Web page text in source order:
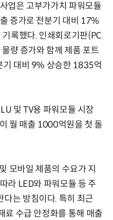
업은 고부가가치 파워모듈
증가로 전분기 대비 17%
록했다. 인쇄회로기판(PC
량 증가와 함께 제품 포트
기 대비 9% 상승한 1835억
및 TV용 파워모듈 시장
월 매출 1000억원을 첫 돌
모바일 제품의 수요가 지
라 LED와 파워모듈 등 주
는 방침이다. 특히 최근
료 수급 안정화를 통해 매출